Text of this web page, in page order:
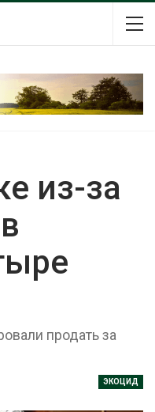
из-за
продать за
ЭКОЦИД